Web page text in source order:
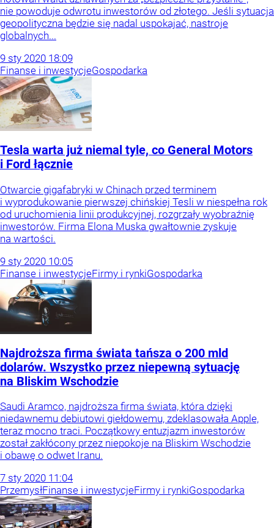
nie powoduje odwrotu inwestorów od złotego. Jeśli sytuacja
geopolityczna będzie się nadal uspokajać, nastroje
globalnych...
9 sty 2020 18:09
Finanse i inwestycjeGospodarka
Tesla warta już niemal tyle, co General Motors
i Ford łącznie
Otwarcie gigafabryki w Chinach przed terminem
i wyprodukowanie pierwszej chińskiej Tesli w niespełna rok
od uruchomienia linii produkcyjnej, rozgrzały wyobraźnię
inwestorów. Firma Elona Muska gwałtownie zyskuje
na wartości.
9 sty 2020 10:05
Finanse i inwestycjeFirmy i rynkiGospodarka
Najdroższa firma świata tańsza o 200 mld
dolarów. Wszystko przez niepewną sytuację
na Bliskim Wschodzie
Saudi Aramco, najdroższa firma świata, która dzięki
niedawnemu debiutowi giełdowemu, zdeklasowała Apple,
teraz mocno traci. Początkowy entuzjazm inwestorów
został zakłócony przez niepokoje na Bliskim Wschodzie
i obawę o odwet Iranu.
7 sty 2020 11:04
PrzemysłFinanse i inwestycjeFirmy i rynkiGospodarka